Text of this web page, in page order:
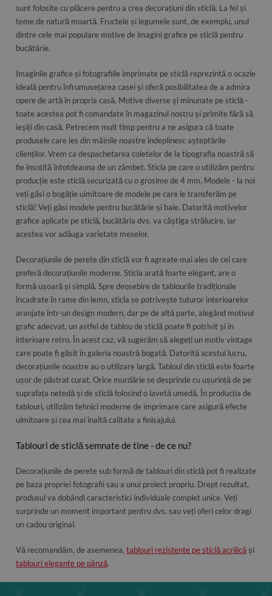
sunt folosite cu plăcere pentru a crea decorațiuni din sticlă. La fel și
teme de natură moartă. Fructele și legumele sunt, de exemplu, unul
dintre cele mai populare motive de imagini grafice pe sticlă pentru
bucătărie.
Imaginile grafice și fotografiile imprimate pe sticlă reprezintă o ocazie
ideală pentru înfrumusețarea casei și oferă posibilitatea de a admira
opere de artă în propria casă. Motive diverse și minunate pe sticlă -
toate acestea pot fi comandate în magazinul nostru și primite fără să
ieșiți din casă. Petrecem mult timp pentru a ne asigura că toate
produsele care ies din mâinile noastre îndeplinesc așteptările
clienților. Vrem ca despachetarea coletelor de la tipografia noastră să
fie însoțită întotdeauna de un zâmbet. Sticla pe care o utilizăm pentru
producție este sticlă securizată cu o grosime de 4 mm. Modele - la noi
veți găsi o bogăție uimitoare de modele pe care le transferăm pe
sticlă! Veți găsi modele pentru bucătărie și baie. Datorită motivelor
grafice aplicate pe sticlă, bucătăria dvs. va câștiga strălucire, iar
acestea vor adăuga varietate meselor.
Decorațiunile de perete din sticlă vor fi agreate mai ales de cei care
preferă decorațiunile moderne. Sticla arată foarte elegant, are o
formă ușoară și simplă. Spre deosebire de tablourile tradiționale
încadrate în rame din lemn, sticla se potrivește tuturor interioarelor
aranjate într-un design modern, dar pe de altă parte, alegând motivul
grafic adecvat, un astfel de tablou de sticlă poate fi potrivit și în
interioare retro. În acest caz, vă sugerăm să alegeți un motiv vintage
care poate fi găsit în galeria noastră bogată. Datorită acestui lucru,
decorațiunile noastre au o utilizare largă. Tabloul din sticlă este foarte
ușor de păstrat curat. Orice murdărie se desprinde cu ușurință de pe
suprafața netedă și de sticlă folosind o lavetă umedă. În producția de
tablouri, utilizăm tehnici moderne de imprimare care asigură efecte
uimitoare și cea mai înaltă calitate a finisajului.
Tablouri de sticlă semnate de tine - de ce nu?
Decorațiunile de perete sub formă de tablouri din sticlă pot fi realizate
pe baza propriei fotografii sau a unui proiect propriu. Drept rezultat,
produsul va dobândi caracteristici individuale complet unice. Veți
surprinde un moment important pentru dvs. sau veți oferi celor dragi
un cadou original.
Vă recomandăm, de asemenea, tablouri rezistente pe sticlă acrilicăși
tablouri elegante pe pânză.